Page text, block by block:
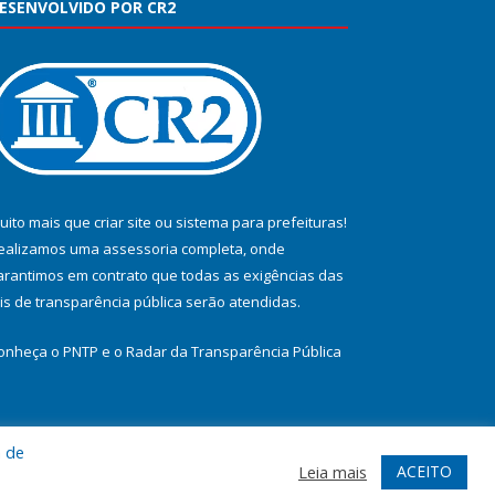
POR CR2
mais que criar site ou sistema para prefeituras!
uma assessoria completa, onde
em contrato que todas as exigências das
de transparência pública serão atendidas.
o PNTP e o Radar da Transparência Pública
Acessar Webmail
de
Leia mais
ACEITO